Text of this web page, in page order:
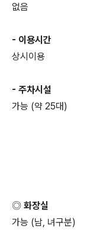
없음
- 이용시간
상시이용
- 주차시설
가능 (약 25대)
◎ 화장실
가능 (남, 녀구분)